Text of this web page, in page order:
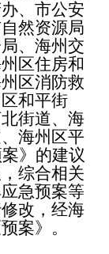
、市公安
然资源局
、海州交
区住房和
区消防救
和平街
街道、海
海州区平
》的建议
综合相关
急预案等
改，经海
案》。